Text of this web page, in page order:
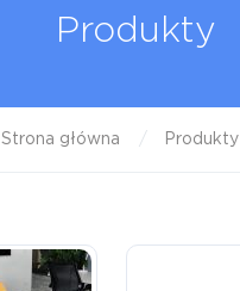
Produkty
Strona główna Produkty